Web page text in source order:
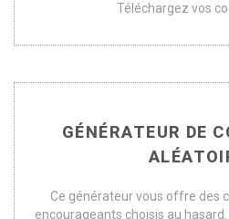
Téléchargez vos
GÉNÉRATEUR DE
Ce générateur vous offre des
encourageants choisis au